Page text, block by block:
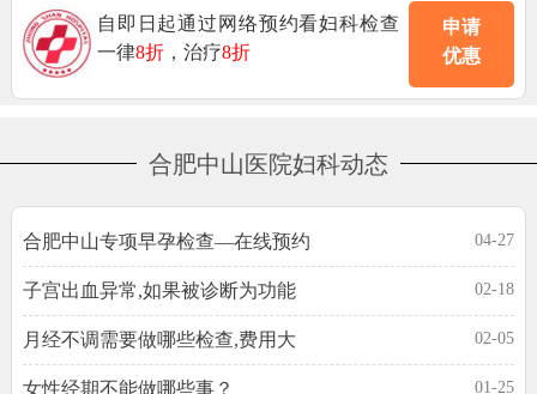
自即日起通过网络预约看妇科检查
一律8折，治疗8折
申请
优惠
合肥中山医院妇科动态
04-27
合肥中山专项早孕检查—在线预约
02-18
子宫出血异常,如果被诊断为功能
02-05
月经不调需要做哪些检查,费用大
01-25
女性经期不能做哪些事？